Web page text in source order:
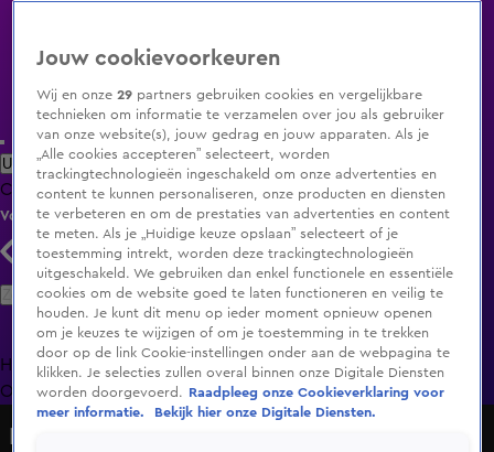
Uitzending Gemist Populaire programma's Zenders Genres
ClipsFilmsRadioSmart TV inlogShop
Volg KIJK
Zoeken
HomeUitzending Gemist Programma's De Bondgenoten
OranjezomerLivestreamsShop
Jouw cookievoorkeuren
Wij en onze29 partners gebruiken cookies en vergelijkbare
technieken om informatie te verzamelen over jou als gebruiker
van onze website(s), jouw gedrag en jouw apparaten. Als je
„Alle cookies accepteren” selecteert, worden
trackingtechnologieën ingeschakeld om onze advertenties en
content te kunnen personaliseren, onze producten en diensten
te verbeteren en om de prestaties van advertenties en content
te meten. Als je „Huidige keuze opslaan” selecteert of je
toestemming intrekt, worden deze trackingtechnologieën
uitgeschakeld. We gebruiken dan enkel functionele en essentiële
cookies om de website goed te laten functioneren en veilig te
houden. Je kunt dit menu op ieder moment opnieuw openen
om je keuzes te wijzigen of om je toestemming in te trekken
door op de link Cookie-instellingen onder aan de webpagina te
klikken. Je selecties zullen overal binnen onze Digitale Diensten
worden doorgevoerd.
Raadpleeg onze Cookieverklaring voor
meer informatie.
Bekijk hier onze Digitale Diensten.